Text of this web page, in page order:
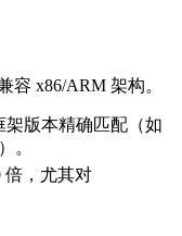
容 x86/ARM 架构。
版本精确匹配（如
。
倍，尤其对